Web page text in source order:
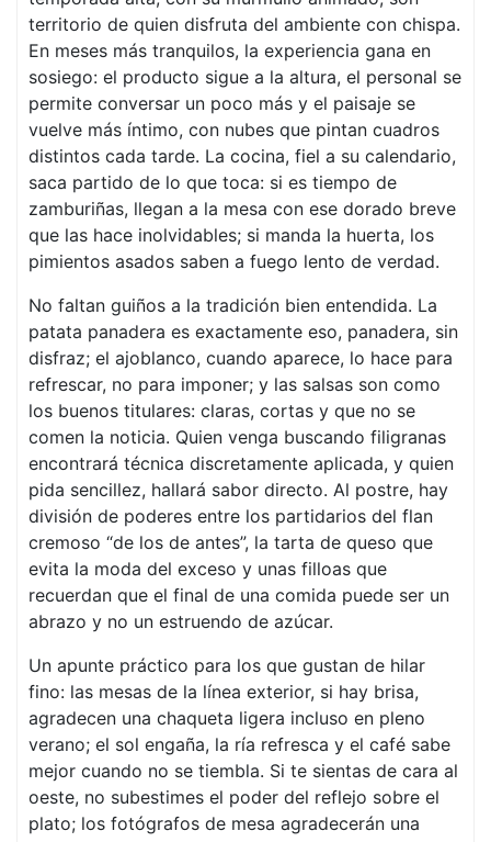
territorio de quien disfruta del ambiente con chispa.
En meses más tranquilos, la experiencia gana en
sosiego: el producto sigue a la altura, el personal se
permite conversar un poco más y el paisaje se
vuelve más íntimo, con nubes que pintan cuadros
distintos cada tarde. La cocina, fiel a su calendario,
saca partido de lo que toca: si es tiempo de
zamburiñas, llegan a la mesa con ese dorado breve
que las hace inolvidables; si manda la huerta, los
pimientos asados saben a fuego lento de verdad.
No faltan guiños a la tradición bien entendida. La
patata panadera es exactamente eso, panadera, sin
disfraz; el ajoblanco, cuando aparece, lo hace para
refrescar, no para imponer; y las salsas son como
los buenos titulares: claras, cortas y que no se
comen la noticia. Quien venga buscando filigranas
encontrará técnica discretamente aplicada, y quien
pida sencillez, hallará sabor directo. Al postre, hay
división de poderes entre los partidarios del flan
cremoso “de los de antes”, la tarta de queso que
evita la moda del exceso y unas filloas que
recuerdan que el final de una comida puede ser un
abrazo y no un estruendo de azúcar.
Un apunte práctico para los que gustan de hilar
fino: las mesas de la línea exterior, si hay brisa,
agradecen una chaqueta ligera incluso en pleno
verano; el sol engaña, la ría refresca y el café sabe
mejor cuando no se tiembla. Si te sientas de cara al
oeste, no subestimes el poder del reflejo sobre el
plato; los fotógrafos de mesa agradecerán una